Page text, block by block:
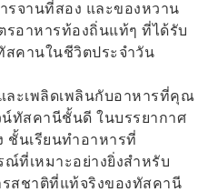
รจานที่สอง และของหวาน
รอาหารท้องถิ่นแท้ๆ ที่ได้รับ
สคานในชีวิตประจำวัน
ละเพลิดเพลินกับอาหารที่คุณ
น์ทัสคานีชั้นดี ในบรรยากาศ
ชั้นเรียนทำอาหารที่
ที่เหมาะอย่างยิ่งสำหรับ
รสชาติที่แท้จริงของทัสคานี